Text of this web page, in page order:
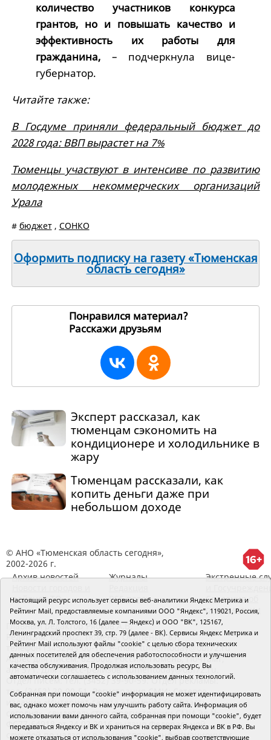
количество участников конкурса
грантов, но и повышать качество и
эффективность их работы для
гражданина, – подчеркнула вице-
губернатор.
Читайте также:
В Госдуме приняли федеральный бюджет до
2028 года: ВВП вырастет на 7%
Тюменцы участвуют в интенсиве по развитию
молодежных некоммерческих организаций
Урала
# бюджет, СОНКО
Оформить подписку на газету «Тюменская
область сегодня»
Понравился материал?
Расскажи друзьям
Эксперт рассказал, как
тюменцам сэкономить на
кондиционере и холодильнике в
жару
Тюменцам рассказали, как
копить деньги даже при
небольшом доходе
© АНО «Тюменская область сегодня»,
2002-2026 г.
Архив новостей
районов ТО
Журналы
RSS поток
Экстренные
Сведения об
организации
Главный редактор Рябков А.В.
Редакция: 625002, Тюмень, Осипенко, 81,
телефон (3452)49-00-18, e-mail: tumentoday@obl72.ru
Адрес для писем: 625000, Россия, Тюмень, Почтамт,
а/я 371. Для пресс-релизов: tumentoday@obl72.ru.
Отдел писем: тел. (3452) 39-90-59. Отдел рекламы:
тел. (3452) 39-90-51. Регистрация СМИ: Сетевое
издание «Интернет-газета «Тюменская область
сегодня», свидетельство о регистрации СМИ Эл №
ФС77-64918 от 24.02.2016 выдано Федеральной
службой по надзору в сфере связи, информационных
Настоящий ресурс использует сервисы веб-аналитики Яндекс Метрика и
Рейтинг Mail, предоставляемые компаниями ООО "Яндекс", 119021, Россия,
Москва, ул. Л. Толстого, 16 (далее — Яндекс) и ООО "ВК", 125167,
Ленинградский проспект 39, стр. 79 (далее - ВК). Сервисы Яндекс Метрика и
Рейтинг Mail используют файлы "cookie" с целью сбора технических
данных посетителей для обеспечения работоспособности и улучшения
качества обслуживания. Продолжая использовать ресурс, Вы
автоматически соглашаетесь с использованием данных технологий.
Собранная при помощи "cookie" информация не может идентифицировать
вас, однако может помочь нам улучшить работу сайта. Информация об
использовании вами данного сайта, собранная при помощи "cookie", будет
передаваться Яндексу и ВК и храниться на серверах Яндекса и ВК в РФ. Вы
можете отказаться от использования "cookie", выбрав соответствующие